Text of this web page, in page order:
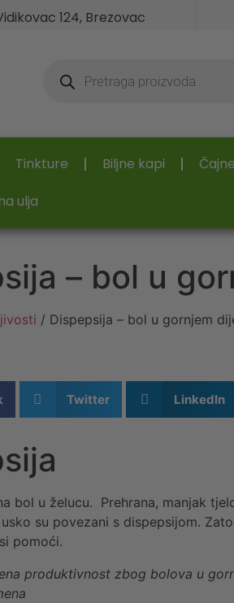
124, Brezovac
Tinkture Biljne kapi
ulja
– bol u
/ Dispepsija – bol u gornjem
Twitter LinkedIn
bol u želucu. Prehrana, manjak
su povezani s dispepsijom.
pomoći.
produktivnost zbog bolova u